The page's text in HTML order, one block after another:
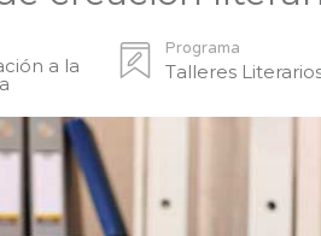
a la
Programa
Talleres